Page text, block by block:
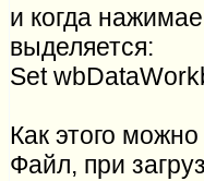
&IngLastRow
&IngLastRow
(xlPasteAll)
и когда
выделяется:
Set
Как этого
Файл, при